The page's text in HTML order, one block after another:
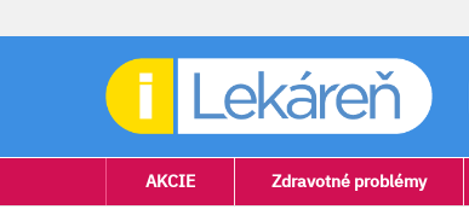
AKCIE Zdravotné problémy